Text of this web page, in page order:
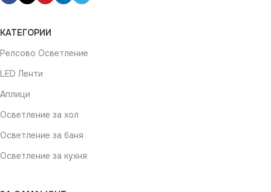
КАТЕГОРИИ
Релсово Осветление
LED Ленти
Аплици
Осветление за хол
Осветление за баня
Осветление за кухня